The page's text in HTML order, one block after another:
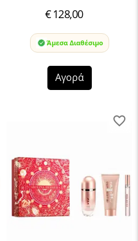
€ 128,00
Άμεσα Διαθέσιμο
Αγορά